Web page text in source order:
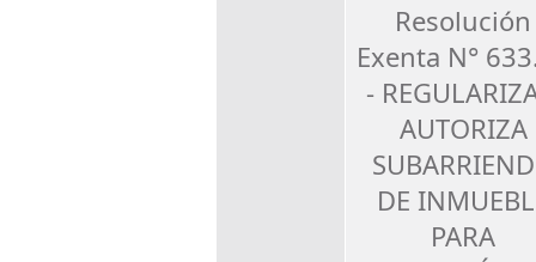
Resolución
Exenta N°
-
AUTORIZA
DE
PARA